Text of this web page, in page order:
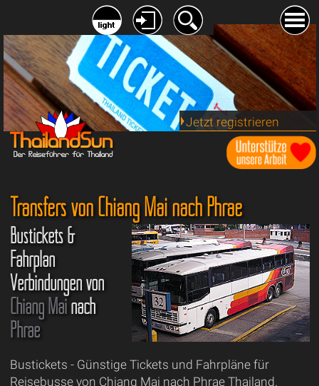
Jetzt registrieren
Transfers von Chiang Mai nach Phrae
Bustickets &
Fahrplan
Verbindungen von
Chiang Mainach
Phrae
Bustickets - Günstige Tickets und Fahrpläne für
Reisebusse von Chiang Mai nach Phrae Thailand.